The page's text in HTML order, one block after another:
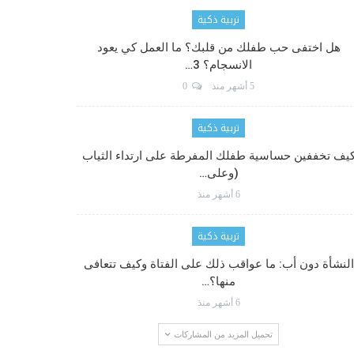
تربية ذكية
هل اختفى حب طفلك من قلبك؟ ما العمل كي يعود
الانسجام؟ 3…
5 أشهر منذ
تربية ذكية
تخففين حساسية طفلك المفرطة على ارتداء الثياب
(وعلى…
6 أشهر منذ
تربية ذكية
النشأة دون أب: ما عواقب ذلك على الفتاة وكيف تتعافى
منها؟…
6 أشهر منذ
تحميل المزيد من المشاركات